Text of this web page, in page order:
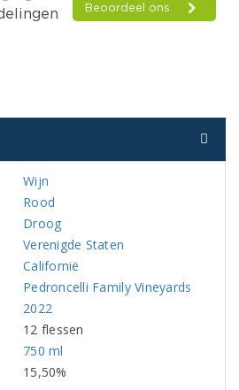
Wijn
Rood
Droog
Verenigde Staten
Californië
Pedroncelli Family Vineyards
2022
12 flessen
750 ml
15,50%